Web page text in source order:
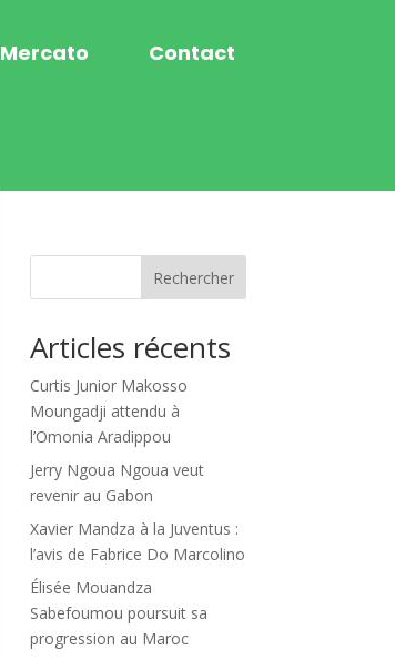
Mercato Contact
Rechercher
Articles récents
Curtis Junior Makosso
Moungadji attendu à
l’Omonia Aradippou
Jerry Ngoua Ngoua veut
revenir au Gabon
Xavier Mandza à la Juventus :
l’avis de Fabrice Do Marcolino
Élisée Mouandza
Sabefoumou poursuit sa
progression au Maroc